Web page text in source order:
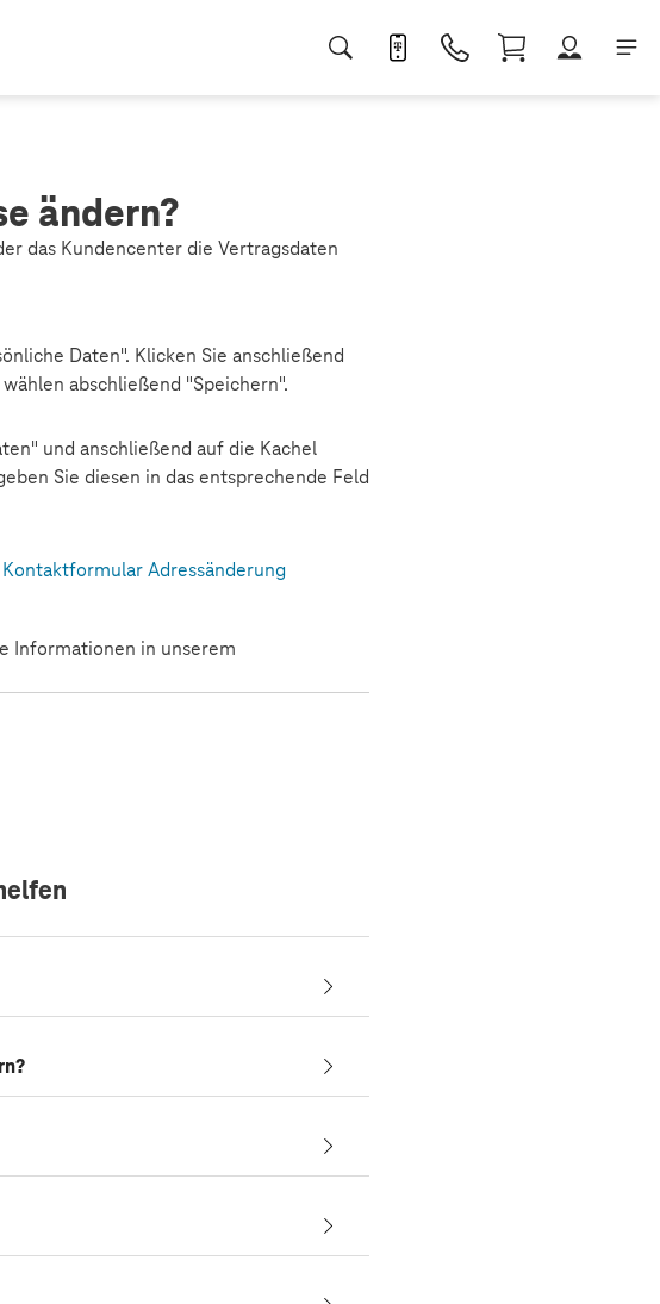
ändern?
das Kundencenter die Vertragsdaten
Daten". Klicken Sie anschließend
abschließend "Speichern".
und anschließend auf die Kachel
Sie diesen in das entsprechende Feld
Kontaktformular Adressänderung
Informationen in unserem